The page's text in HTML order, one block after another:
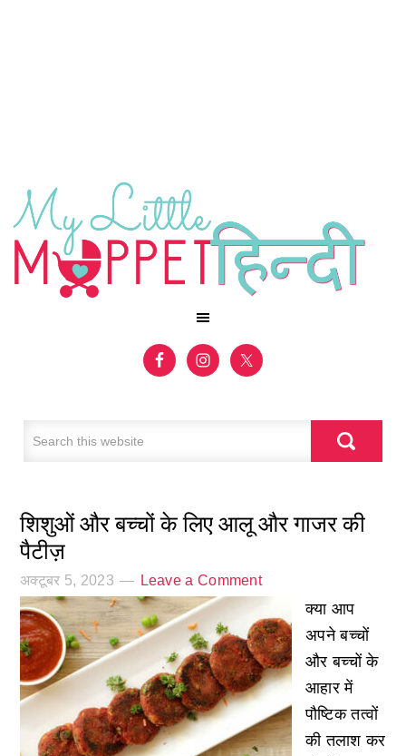
शिशुओं और बच्चों के लिए आलू और गाजर की
पैटीज़
अक्टूबर 5, 2023 Leave a Comment
क्या आप
अपने बच्चों
और बच्चों के
आहार में
पौष्टिक तत्वों
की तलाश कर